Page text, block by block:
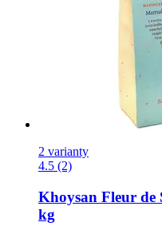
2 varianty
4.5 (2)
Khoysan Fleur de
kg